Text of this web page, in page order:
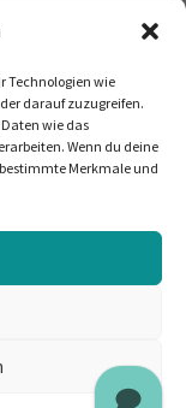
Technologien wie
darauf zuzugreifen.
wie das
Wenn du deine
Merkmale und
Central
Kontakt